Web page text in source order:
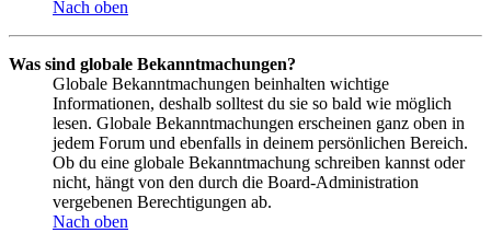
Nach oben
Was sind globale Bekanntmachungen?
Globale Bekanntmachungen beinhalten wichtige
Informationen, deshalb solltest du sie so bald wie möglich
lesen. Globale Bekanntmachungen erscheinen ganz oben in
jedem Forum und ebenfalls in deinem persönlichen Bereich.
Ob du eine globale Bekanntmachung schreiben kannst oder
nicht, hängt von den durch die Board-Administration
vergebenen Berechtigungen ab.
Nach oben